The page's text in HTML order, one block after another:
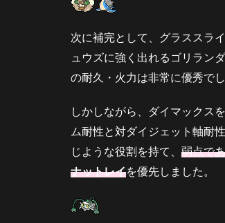
ゴン
3.4
トレ
イ
ウイ
ンデ
ィ
3.6
ブシ
ン
次に補完として、グラススラ
ュウズに強く出れるゴリラン
の耐久・火力は非常に優秀でし
しかしながら、ダイマックス
ム耐性と対ダイジェット軸耐
じような役割を持て、 弱点で
ナットレイを優先しました。